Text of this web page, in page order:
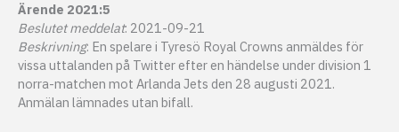
Ärende 2021:5
Beslutet meddelat: 2021-09-21
Beskrivning: En spelare i Tyresö Royal Crowns anmäldes för
vissa uttalanden på Twitter efter en händelse under division 1
norra-matchen mot Arlanda Jets den 28 augusti 2021.
Anmälan lämnades utan bifall.